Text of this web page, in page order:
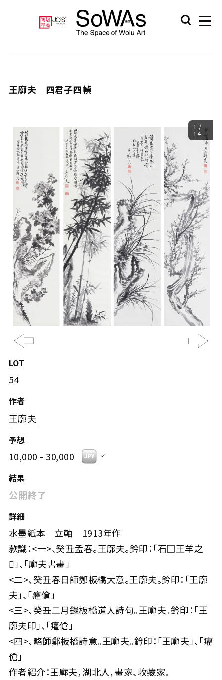
LOT
54
作者
王廓夫
予想
10,000 - 30,000
結果
公開終了
詳細
水墨紙本 立軸 1913年作
款識：<一>、癸丑孟春。王廓夫。鈐印：「石□王羊之
」、「廓夫書畫」
<二>、癸丑春日師鄭板橋大意。王廓夫。鈐印：「王廓
夫」、「癯傖」
<三>、癸丑二月錄板橋道人詩句。王廓夫。鈐印：「王
廓夫印」、「癯傖」
<四>、略師鄭板橋詩意。王廓夫。鈐印：「王廓夫」、「癯
傖」
作者紹介：王廓夫，湖北人，畫家、收藏家。
1 /
14
Previous
王廓夫 四君子四幀